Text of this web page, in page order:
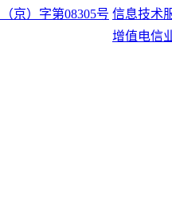
京）字第08305号 信息技术
增值电信